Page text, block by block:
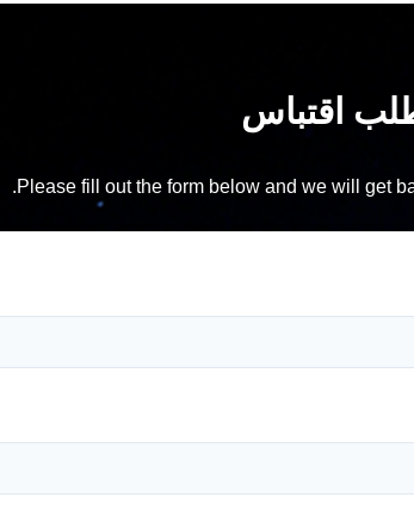
اقتباس
Please fill out the form below and we will get